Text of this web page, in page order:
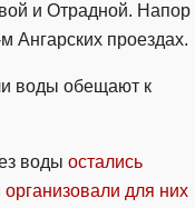
и Отрадной. Напор
Ангарских проездах.
воды обещают к
воды остались
организовали для них